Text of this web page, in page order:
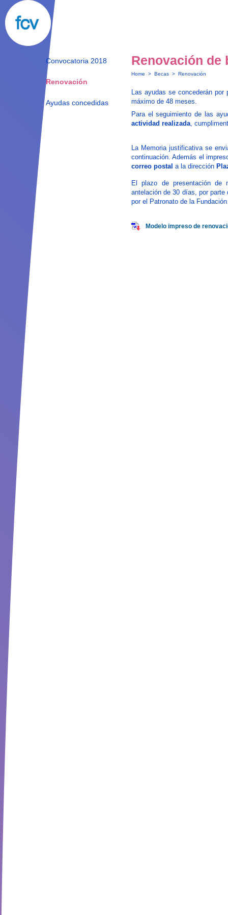
Convocatoria 2018
Renovación
Ayudas concedidas
Renovación de
Home > Becas > Renovación
Las ayudas se concederán
máximo de 48 meses.
Para el seguimiento de las
actividad realizada,
La Memoria justificativa se
continuación. Además el
correo postal a la dirección
El plazo de presentación de
antelación de 30 días, por parte
por el Patronato de la
Modelo impreso de